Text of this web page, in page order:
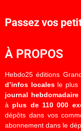
Passez vos
À PROPOS
Hebdo25 éditions
d’infos localesle plus
journal hebdomadaire
à plus de 110 000
dépôts dans vos
abonnement dans le